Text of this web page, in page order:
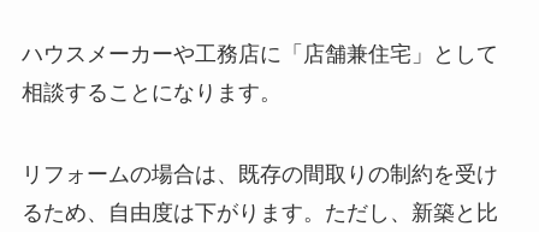
ハウスメーカーや工務店に「店舗兼住宅」として
相談することになります。
リフォームの場合は、既存の間取りの制約を受け
るため、自由度は下がります。ただし、新築と比